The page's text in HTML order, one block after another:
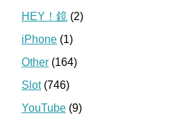
HEY！鏡 (2)
iPhone (1)
Other (164)
Slot(746)
YouTube (9)